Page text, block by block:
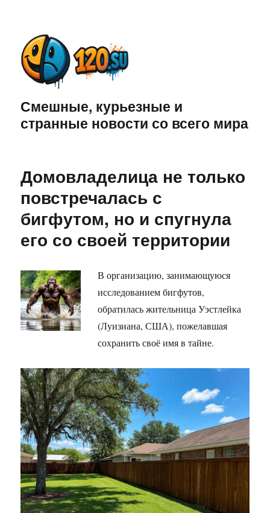
Смешные, курьезные и
странные новости со всего мира
Домовладелица не только
повстречалась с
бигфутом, но и спугнула
его со своей территории
В организацию, занимающуюся
исследованием бигфутов,
обратилась жительница Уэстлейка
(Луизиана, США), пожелавшая
сохранить своё имя в тайне.